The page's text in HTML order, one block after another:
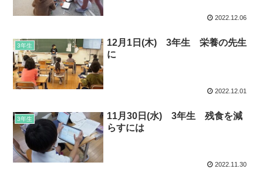
2022.12.06
3年生
12月1日(木) 3年生 栄養の先生
に
2022.12.01
3年生
11月30日(水) 3年生 残食を減
らすには
2022.11.30